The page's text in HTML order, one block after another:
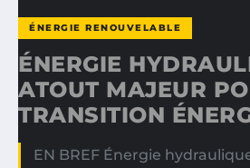
ÉNERGIE RENOUVELABLE
ÉNERGIE
ATOUT MAJEUR
TRANSITION
EN BREF Énergie